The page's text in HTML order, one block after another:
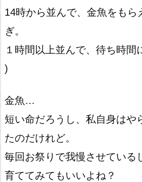
14時から並んで、金魚をもら
ぎ。
１時間以上並んで、待ち時間
)
金魚…
短い命だろうし、私自身はや
たのだけれど。
毎回お祭りで我慢させている
育ててみてもいいよね？